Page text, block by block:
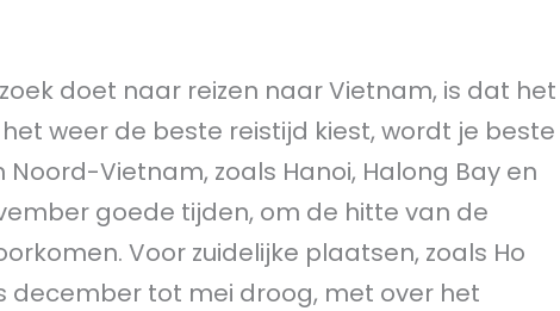
doet naar reizen naar Vietnam, is dat het
weer de beste reistijd kiest, wordt je beste
Vietnam, zoals Hanoi, Halong Bay en
goede tijden, om de hitte van de
Voor zuidelijke plaatsen, zoals Ho
december tot mei droog, met over het